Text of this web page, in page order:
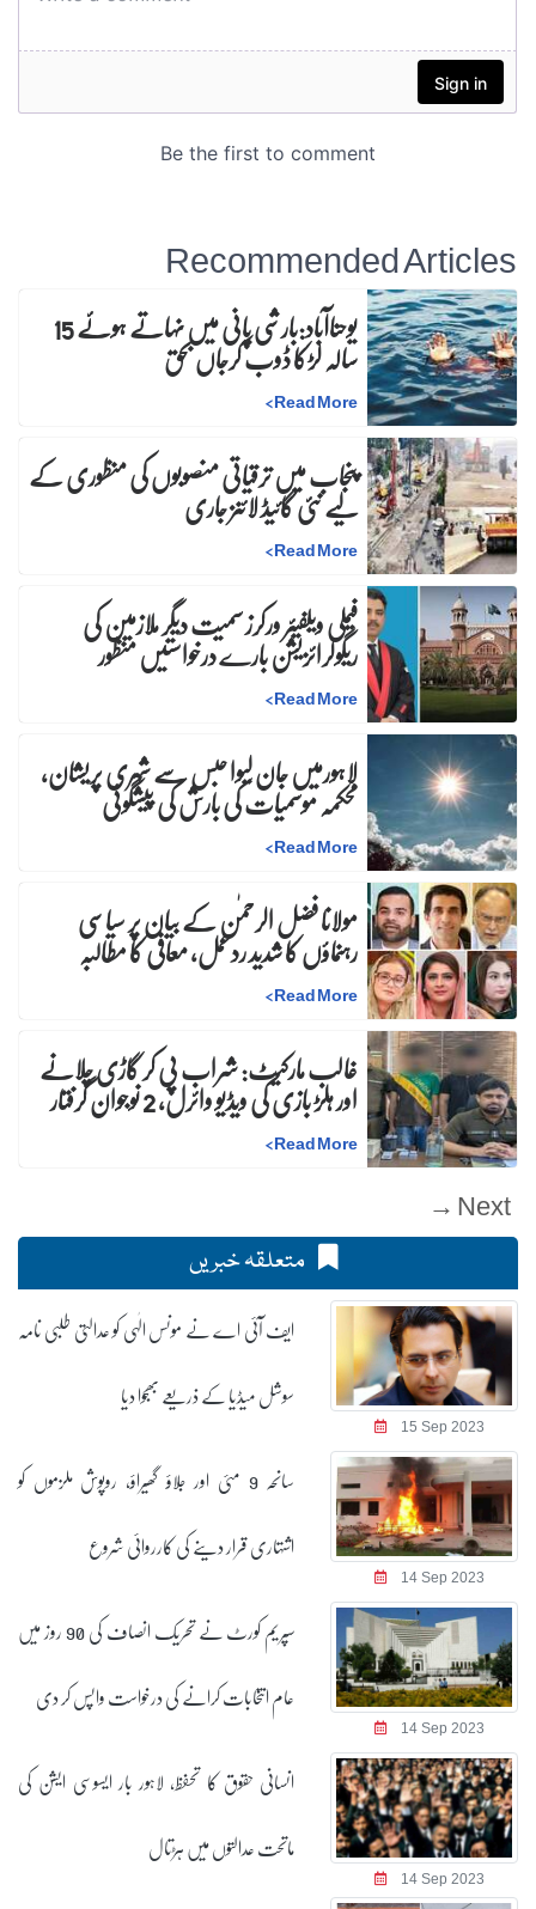
Recommended Articles
یوحناآباد:بارشی پانی میں نہاتے ہوئے 15 سالہ لڑکا ڈوب کرجاں بحق
Read More
>
پنجاب میں ترقیاتی منصوبوں کی منظوری کے
لیے نئی گائیڈ لائنز جاری
Read More
>
فیملی ویلفیئر ورکرز سمیت دیگر ملازمین کی
ریگولرائزیشن بارے درخواستیں منظور
Read More
>
لاہورمیں جان لیوا حبس سے شہری پریشان،
محکمہ موسمیات کی بارش کی پیشگوئی
Read More
>
مولانا فضل الرحمٰن کے بیان پر سیاسی
رہنماؤں کا شدید ردعمل، معافی کا مطالبہ
Read More
>
غالب مارکیٹ: شراب پی کر گاڑی چلانے
اور ہلڑ بازی کی ویڈیو وائرل، 2 نوجوان گرفتار
Read More
>
Next →
متعلقہ خبریں
15 Sep 2023
ایف آئی اے نے مونس الٰہی کو عدالتی طلبی نامہ
سوشل میڈیا کے ذریعے بھجوا دیا
14 Sep 2023
سانحہ 9 مئی اور جلاؤ گھیراؤ، روپوش ملزموں کو
اشتہاری قرار دینے کی کارروائی شروع
14 Sep 2023
سپریم کورٹ نے تحریک انصاف کی 90 روز میں
عام انتخابات کرانے کی درخواست واپس کر دی
14 Sep 2023
انسانی حقوق کا تحفظ، لاہور بار ایسوسی ایشن کی
ماتحت عدالتوں میں ہڑتال